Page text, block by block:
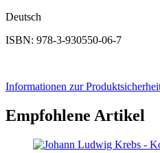
Deutsch
ISBN: 978-3-930550-06-7
Informationen zur
Empfohlene Artikel